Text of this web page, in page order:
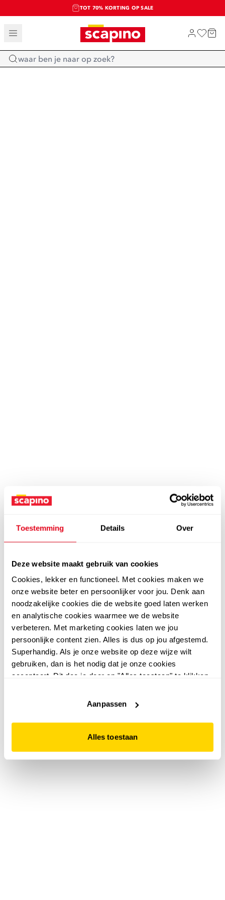
Toestemming Details Over
Deze website maakt gebruik van cookies
Cookies, lekker en functioneel. Met cookies maken we
onze website beter en persoonlijker voor jou. Denk aan
noodzakelijke cookies die de website goed laten werken
en analytische cookies waarmee we de website
verbeteren. Met marketing cookies laten we jou
persoonlijke content zien. Alles is dus op jou afgestemd.
Superhandig. Als je onze website op deze wijze wilt
gebruiken, dan is het nodig dat je onze cookies
accepteert. Dit doe je door op "Alles toestaan" te klikken.
website niet optimaal functioneert.
Aanpassen
Alles toestaan
TOT 70% KORTING OP SALE
SALE: LAATSTE KANS!
SHOP NIEUW
Home